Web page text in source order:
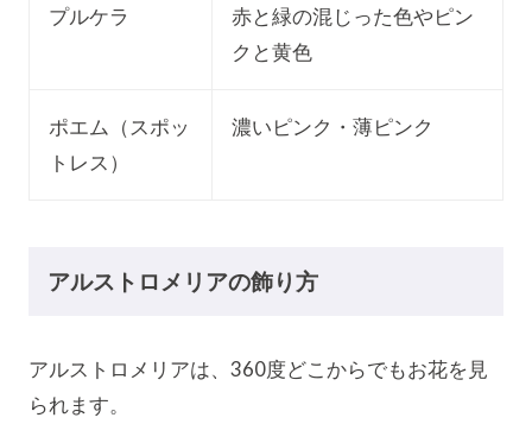
プルケラ
赤と緑の混じった色やピン
クと黄色
ポエム（スポッ
トレス）
濃いピンク・薄ピンク
アルストロメリアの飾り方
アルストロメリアは、360度どこからでもお花を見
られます。